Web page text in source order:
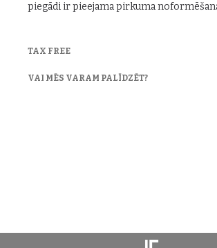
piegādi ir pieejama pirkuma
TAX FREE
VAI MĒS VARAM PALĪDZĒT?